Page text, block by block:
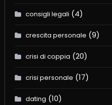
consigli legali (4)
crescita personale (9)
crisi di coppia (20)
crisi personale (17)
dating (10)